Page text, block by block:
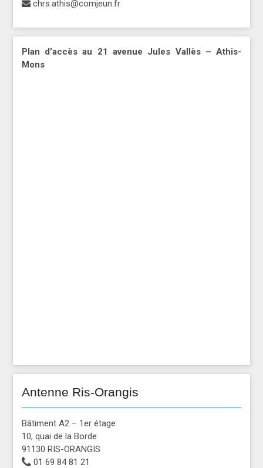
chrs.athis@comjeun.fr
Plan d’accès au 21 avenue Jules Vallès – Athis-
Mons
Antenne Ris-Orangis
Bâtiment A2 – 1er étage
10, quai de la Borde
91130 RIS-ORANGIS
01 69 84 81 21